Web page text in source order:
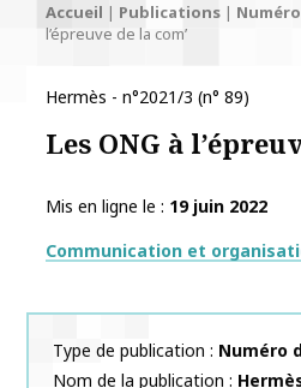
Accueil | Publications |
l’épreuve de la com’
Hermès - n°2021/3 (n° 89)
Les ONG à
Mis en ligne le
19 juin 2022
Thématiques
Communication et
Type de publication
Numéro
Nom de la publication